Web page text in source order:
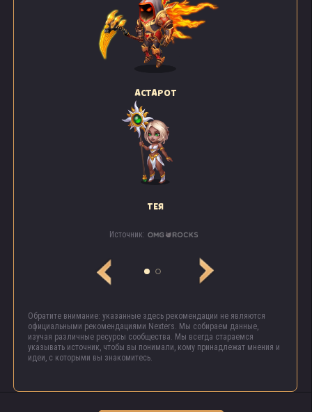
АСТАРОТ
ТЕЯ
Источник:
Обратите внимание: указанные здесь рекомендации не являются
официальными рекомендациями Nexters. Мы собираем данные,
изучая различные ресурсы сообщества. Мы всегда стараемся
указывать источник, чтобы вы понимали, кому принадлежат мнения и
идеи, с которыми вы знакомитесь.